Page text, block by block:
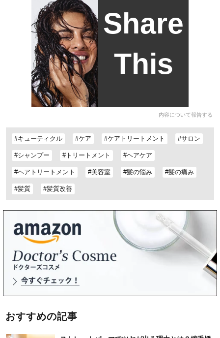
Share
This
内容について報告する
#キューティクル #ケア #ケアトリートメント #サロン
#シャンプー #トリートメント #ヘアケア
#ヘアトリートメント #美容室 #髪の悩み #髪の痛み
#髪質 #髪質改善
おすすめの記事